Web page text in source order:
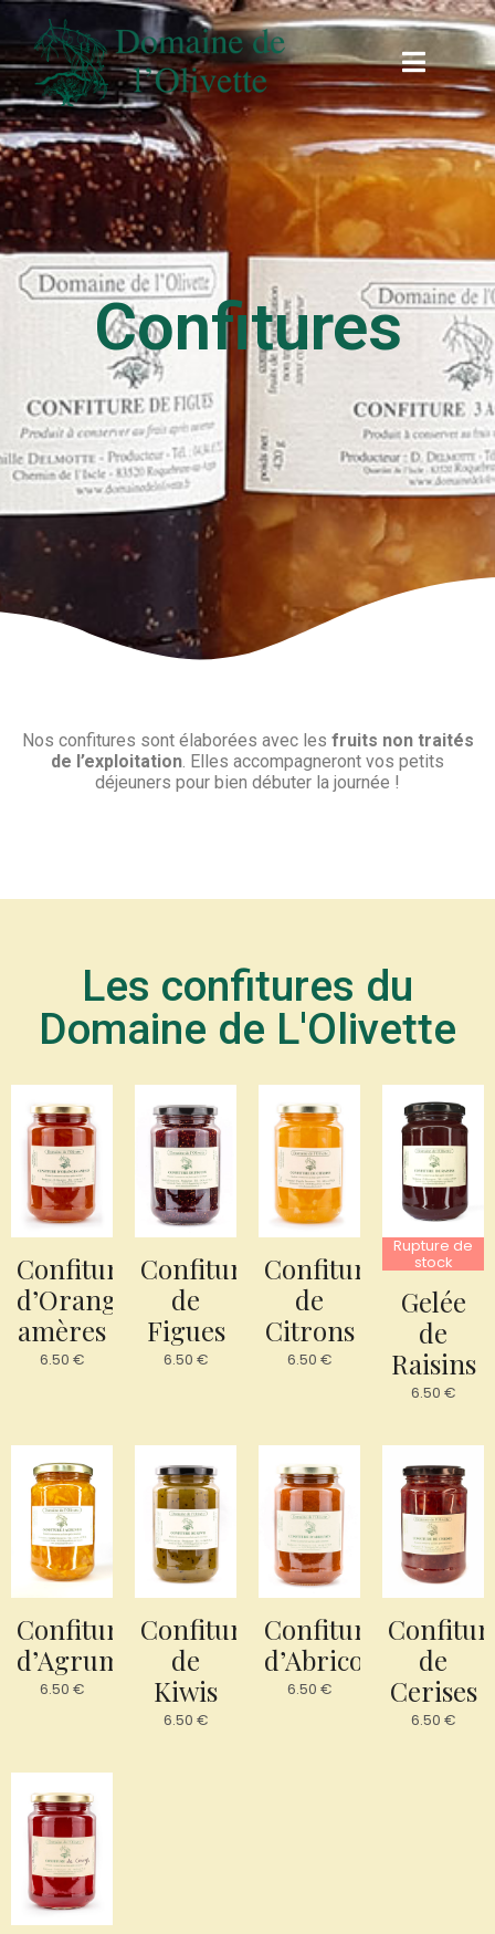
Confitures
Nos confitures sont élaborées avec les fruits non traités
de l’exploitation. Elles accompagneront vos petits
déjeuners pour bien débuter la journée !
Les confitures du
Domaine de L'Olivette
Confiture
d’Oranges
amères
6.50 €
Confiture
de
Figues
6.50 €
Confiture
de
Citrons
6.50 €
Rupture de
stock
Gelée
de
Raisins
6.50 €
Confiture
d’Agrumes
6.50 €
Confiture
de
Kiwis
6.50 €
Confiture
d’Abricots
6.50 €
de
Cerises
6.50 €